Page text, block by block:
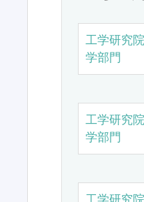
工学研究
学部門
工学研究
学部門